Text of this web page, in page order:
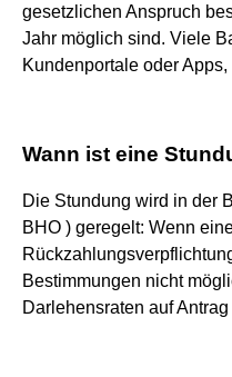
gesetzlichen Anspruch
Jahr möglich sind. Viele
Kundenportale oder
Wann ist eine
Die Stundung wird in der
BHO ) geregelt: Wenn
Bestimmungen nicht
Darlehensraten auf